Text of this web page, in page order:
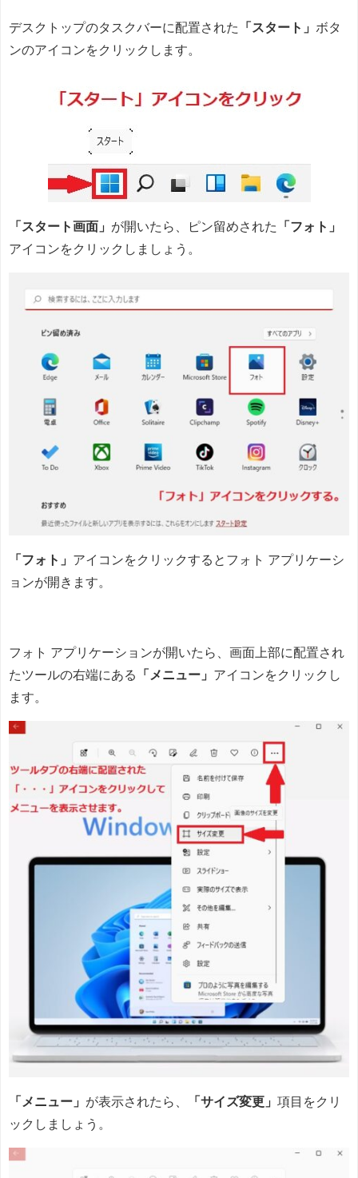
デスクトップのタスクバーに配置された 「スタート」 ボタ
ンのアイコンをクリックします。
「スタート画面」 が開いたら、ピン留めされた
「フォト」
アイコンをクリックしましょう。
「フォト」 アイコンをクリックするとフォト アプリケーシ
ョンが開きます。
フォト アプリケーションが開いたら、画面上部に配置され
たツールの右端にある
「メニュー」 アイコンをクリックし
ます。
「メニュー」 が表示されたら、 「サイズ変更」 項目をクリ
ックしましょう。